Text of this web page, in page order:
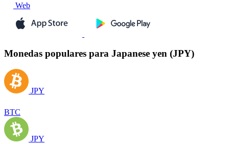
Web
Monedas populares para Japanese yen (JPY)
JPY
BTC
JPY